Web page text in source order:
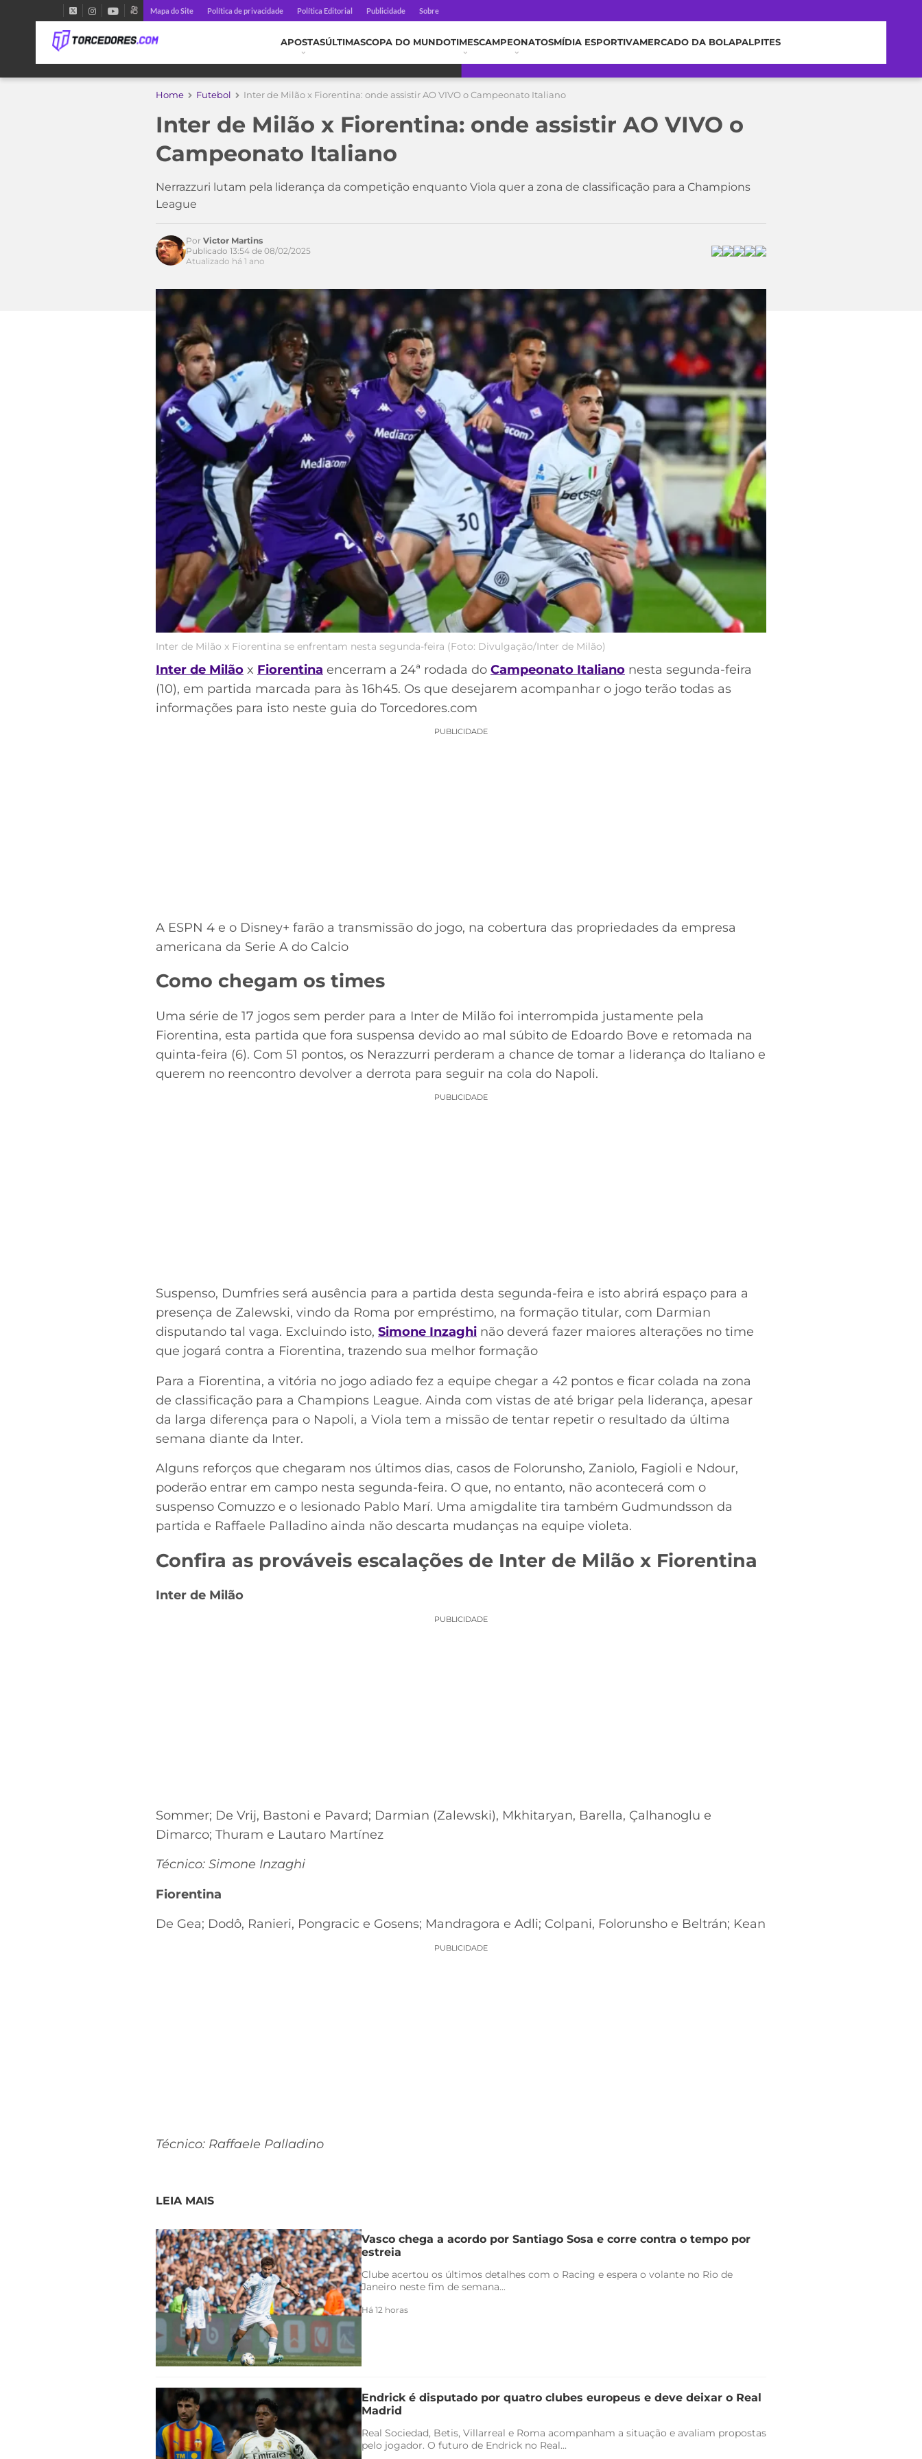
Mapa do Site Política de privacidade Política Editorial Publicidade Sobre
APOSTASÚLTIMASCOPA DO MUNDOTIMESCAMPEONATOSMÍDIA ESPORTIVAMERCADO DA BOLAPALPITES
Home Futebol Inter de Milão x Fiorentina: onde assistir AO VIVO o Campeonato Italiano
Inter de Milão x Fiorentina: onde assistir AO VIVO o
Campeonato Italiano
Nerrazzuri lutam pela liderança da competição enquanto Viola quer a zona de classificação para a Champions
League
Por Victor Martins
Publicado 13:54 de 08/02/2025
Atualizado há 1 ano
Inter de Milão x Fiorentina se enfrentam nesta segunda-feira (Foto: Divulgação/Inter de Milão)
Inter de Milão x Fiorentina encerram a 24ª rodada do Campeonato Italiano nesta segunda-feira
(10), em partida marcada para às 16h45. Os que desejarem acompanhar o jogo terão todas as
informações para isto neste guia do Torcedores.com
PUBLICIDADE
A ESPN 4 e o Disney+ farão a transmissão do jogo, na cobertura das propriedades da empresa
americana da Serie A do Calcio
Como chegam os times
Uma série de 17 jogos sem perder para a Inter de Milão foi interrompida justamente pela
Fiorentina, esta partida que fora suspensa devido ao mal súbito de Edoardo Bove e retomada na
quinta-feira (6). Com 51 pontos, os Nerazzurri perderam a chance de tomar a liderança do Italiano e
querem no reencontro devolver a derrota para seguir na cola do Napoli.
PUBLICIDADE
Suspenso, Dumfries será ausência para a partida desta segunda-feira e isto abrirá espaço para a
presença de Zalewski, vindo da Roma por empréstimo, na formação titular, com Darmian
disputando tal vaga. Excluindo isto, Simone Inzaghi não deverá fazer maiores alterações no time
que jogará contra a Fiorentina, trazendo sua melhor formação
Para a Fiorentina, a vitória no jogo adiado fez a equipe chegar a 42 pontos e ficar colada na zona
de classificação para a Champions League. Ainda com vistas de até brigar pela liderança, apesar
da larga diferença para o Napoli, a Viola tem a missão de tentar repetir o resultado da última
semana diante da Inter.
Alguns reforços que chegaram nos últimos dias, casos de Folorunsho, Zaniolo, Fagioli e Ndour,
poderão entrar em campo nesta segunda-feira. O que, no entanto, não acontecerá com o
suspenso Comuzzo e o lesionado Pablo Marí. Uma amigdalite tira também Gudmundsson da
partida e Raffaele Palladino ainda não descarta mudanças na equipe violeta.
Confira as prováveis escalações de Inter de Milão x Fiorentina
Inter de Milão
PUBLICIDADE
Sommer; De Vrij, Bastoni e Pavard; Darmian (Zalewski), Mkhitaryan, Barella, Çalhanoglu e
Dimarco; Thuram e Lautaro Martínez
Técnico: Simone Inzaghi
Fiorentina
De Gea; Dodô, Ranieri, Pongracic e Gosens; Mandragora e Adli; Colpani, Folorunsho e Beltrán; Kean
PUBLICIDADE
Técnico: Raffaele Palladino
LEIA MAIS
Vasco chega a acordo por Santiago Sosa e corre contra o tempo por
estreia
Clube acertou os últimos detalhes com o Racing e espera o volante no Rio de
Janeiro neste fim de semana...
Há 12 horas
Endrick é disputado por quatro clubes europeus e deve deixar o Real
Madrid
Real Sociedad, Betis, Villarreal e Roma acompanham a situação e avaliam propostas
pelo jogador. O futuro de Endrick no Real...